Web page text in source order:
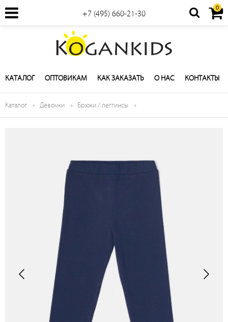
+7 (495) 660-21-30
0
КАТАЛОГ ОПТОВИКАМ КАК ЗАКАЗАТЬ О НАС КОНТАКТЫ
Каталог Девочки Брюки / леггинсы